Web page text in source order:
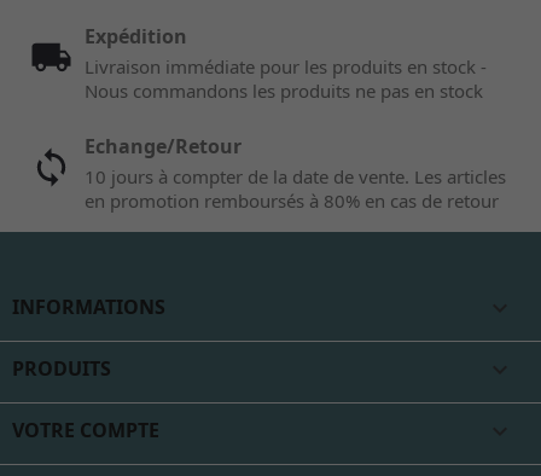
Expédition
Livraison immédiate pour les produits en stock -
Nous commandons les produits ne pas en stock
Echange/Retour
10 jours à compter de la date de vente. Les articles
en promotion remboursés à 80% en cas de retour
INFORMATIONS
PRODUITS
VOTRE COMPTE